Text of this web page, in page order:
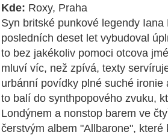
Kde: Roxy, Praha
Syn britské punkové legendy Iana
posledních deset let vybudoval
to bez jakékoliv pomoci otcova
mluví víc, než zpívá, texty
urbánní povídky plné suché ironie
to balí do synthpopového zvuku,
Londýnem a nonstop barem ve
čerstvým albem "Allbarone", které